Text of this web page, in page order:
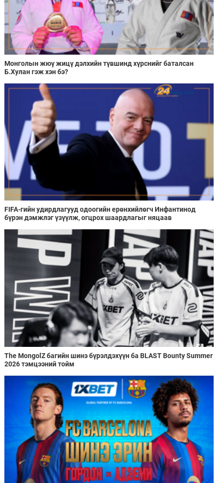
Монголын жюү жицү дэлхийн түвшинд хүрснийг баталсан
Б.Хулан гэж хэн бэ?
FIFA-гийн удирдлагууд одоогийн ерөнхийлөгч Инфантинод
бүрэн дэмжлэг үзүүлж, огцрох шаардлагыг няцаав
The MongolZ багийн шинэ бүрэлдэхүүн ба BLAST Bounty Summer
2026 тэмцээний тойм